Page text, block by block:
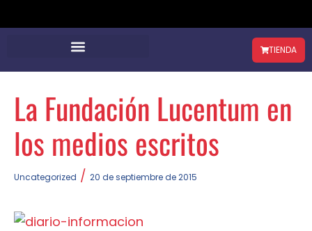
TIENDA
La Fundación Lucentum en
los medios escritos
Uncategorized / 20 de septiembre de 2015